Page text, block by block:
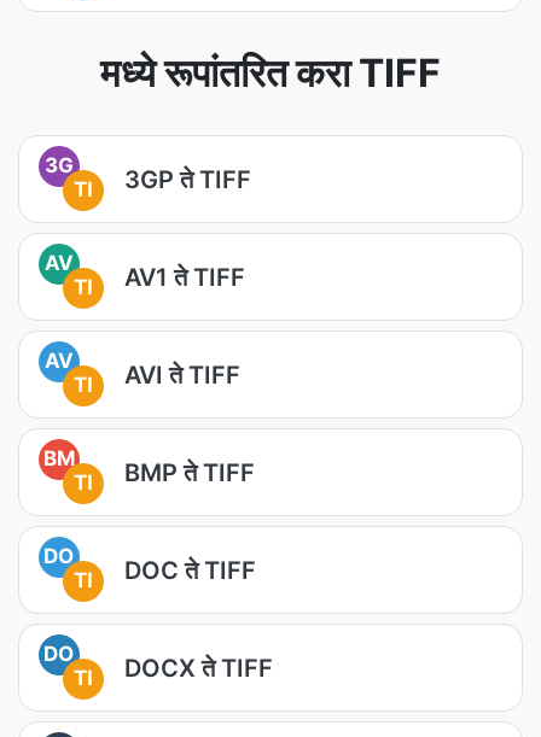
मध्ये रूपांतरित करा TIFF
3G
TI
3GP ते TIFF
AV
TI
AV1 ते TIFF
AV
TI
AVI ते TIFF
BM
TI
BMP ते TIFF
DO
TI
DOC ते TIFF
DO
TI
DOCX ते TIFF